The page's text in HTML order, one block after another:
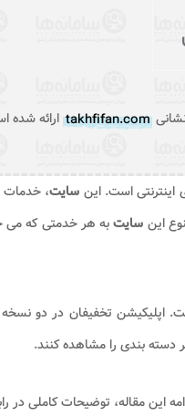
takhfifan.com ارائه شده
اینترنتی است. این سایت، خدمات
این سایتبه هر خدمتی که می
اپلیکیشن تخفیفان در دو نسخه
این مقاله، توضیحات کاملی در